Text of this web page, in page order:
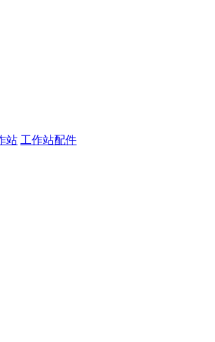
站 工作站配件